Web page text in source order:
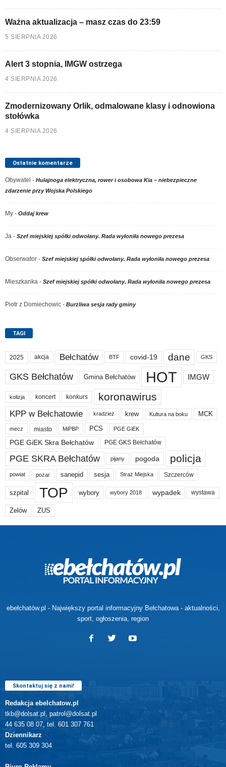
Ważna aktualizacja – masz czas do 23:59
5 SIERPNIA 2026
Alert 3 stopnia, IMGW ostrzega
4 SIERPNIA 2026
Zmodernizowany Orlik, odmalowane klasy i odnowiona
stołówka
4 SIERPNIA 2026
Ostatnie komentarze
Obywatel - Hulajnoga elektryczna, rower i osobowa Kia – niebezpieczne
zdarzenie przy Wojska Polskiego
My - Oddaj krew
Ja - Szef miejskiej spółki odwołany. Rada wyłoniła nowego prezesa
Obserwator - Szef miejskiej spółki odwołany. Rada wyłoniła nowego prezesa
Mieszkanka - Szef miejskiej spółki odwołany. Rada wyłoniła nowego prezesa
Piotr z Domiechowic - Burzliwa sesja rady gminy
TAGI
2025 akcja Bełchatów BTF covid-19 dane GKS
GKS Bełchatów Gmina Bełchatów HOT IMGW
kolizja koncert konkurs koronawirus
KPP w Bełchatowie kradzież krew Kultura na boku MCK
mecz miasto MiPBP PCS PGE GiEK
PGE GiEK Skra Bełchatów PGE GKS Bełchatów
PGE SKRA Bełchatów pijany pogoda policja
powiat pożar sanepid sesja Straż Miejska Szczerców
szpital TOP wybory wybory 2018 wypadek wystawa
Zelów ZUS
ebełchatów.pl - Największy portal informacyjny Bełchatowa - aktualności,
sport, ogłoszenia, region
Skontaktuj się z nami!
Redakcja ebelchatow.pl
tkb@dolsat.pl, patrol@dolsat.pl
44 635 08 07, tel. 601 307 761
Dziennikarz
tel. 605 309 304